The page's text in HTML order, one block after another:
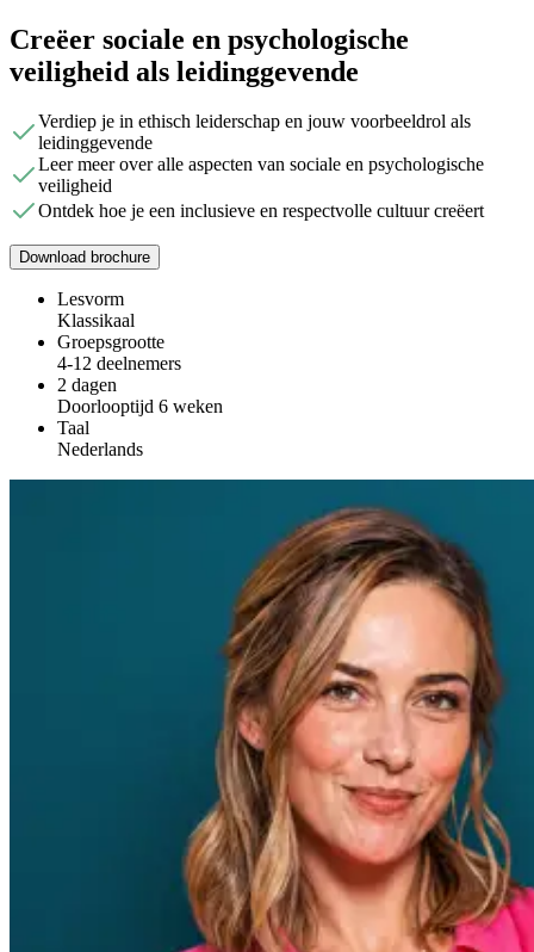
Creëer sociale en psychologische
veiligheid als leidinggevende
Verdiep je in ethisch leiderschap en jouw voorbeeldrol als
leidinggevende
Leer meer over alle aspecten van sociale en psychologische
veiligheid
Ontdek hoe je een inclusieve en respectvolle cultuur creëert
Download brochure
Lesvorm
Klassikaal
Groepsgrootte
4-12 deelnemers
2 dagen
Doorlooptijd 6 weken
Taal
Nederlands